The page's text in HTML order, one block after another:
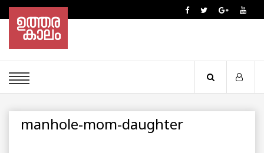
manhole-mom-daughter